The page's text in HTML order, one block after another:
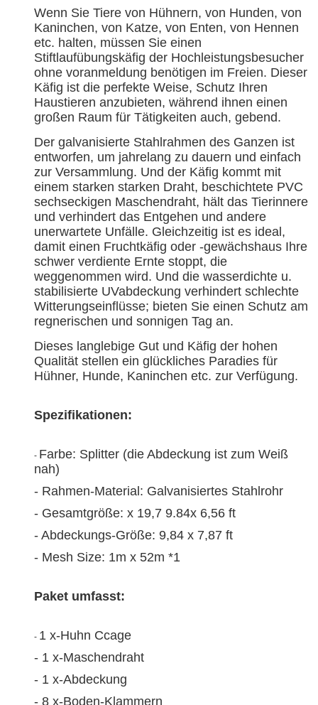
Wenn Sie Tiere von Hühnern, von Hunden, von
Kaninchen, von Katze, von Enten, von Hennen
etc. halten, müssen Sie einen
Stiftlaufübungskäfig der Hochleistungsbesucher
ohne voranmeldung benötigen im Freien. Dieser
Käfig ist die perfekte Weise, Schutz Ihren
Haustieren anzubieten, während ihnen einen
großen Raum für Tätigkeiten auch, gebend.
Der galvanisierte Stahlrahmen des Ganzen ist
entworfen, um jahrelang zu dauern und einfach
zur Versammlung. Und der Käfig kommt mit
einem starken starken Draht, beschichtete PVC
sechseckigen Maschendraht, hält das Tierinnere
und verhindert das Entgehen und andere
unerwartete Unfälle. Gleichzeitig ist es ideal,
damit einen Fruchtkäfig oder -gewächshaus Ihre
schwer verdiente Ernte stoppt, die
weggenommen wird. Und die wasserdichte u.
stabilisierte UVabdeckung verhindert schlechte
Witterungseinflüsse; bieten Sie einen Schutz am
regnerischen und sonnigen Tag an.
Dieses langlebige Gut und Käfig der hohen
Qualität stellen ein glückliches Paradies für
Hühner, Hunde, Kaninchen etc. zur Verfügung.
Spezifikationen:
- Farbe: Splitter (die Abdeckung ist zum Weiß
nah)
- Rahmen-Material: Galvanisiertes Stahlrohr
- Gesamtgröße: x 19,7 9.84x 6,56 ft
- Abdeckungs-Größe: 9,84 x 7,87 ft
- Mesh Size: 1m x 52m *1
Paket umfasst:
- 1 x-Huhn Ccage
- 1 x-Maschendraht
- 1 x-Abdeckung
- 8 x-Boden-Klammern